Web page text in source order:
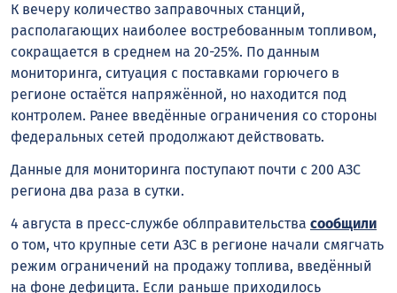
К вечеру количество заправочных станций,
располагающих наиболее востребованным топливом,
сокращается в среднем на 20-25%. По данным
мониторинга, ситуация с поставками горючего в
регионе остаётся напряжённой, но находится под
контролем. Ранее введённые ограничения со стороны
федеральных сетей продолжают действовать.
Данные для мониторинга поступают почти с 200 АЗС
региона два раза в сутки.
4 августа в пресс-службе облправительства сообщили
о том, что крупные сети АЗС в регионе начали смягчать
режим ограничений на продажу топлива, введённый
на фоне дефицита. Если раньше приходилось